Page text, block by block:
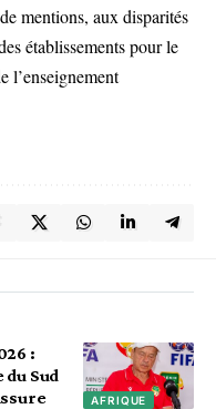
mentions, aux disparités
établissements pour le
l’enseignement
AFRIQUE
:
Sud